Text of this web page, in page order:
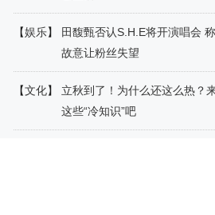
【娱乐】
田馥甄否认S.H.E将开演唱会
故意让粉丝失望
【文化】
立秋到了！为什么还这么热？
这些“冷知识”吧